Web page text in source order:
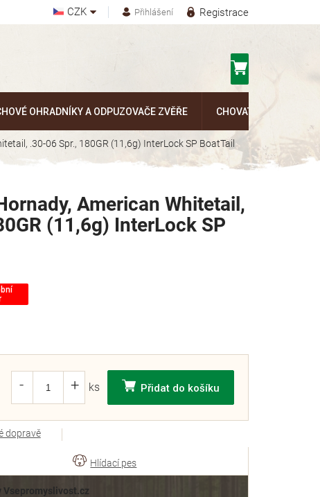
CZK Registrace
Přihlášení
OHRADNÍKY A ODPUZOVAČE ZVĚŘE CHOVATELSKÉ
.30-06 Spr., 180GR (11,6g) InterLock SP BoatTail
Přidat do košíku
American Whitetail,
(11,6g) InterLock SP
dopravě
Vsepromyslivost.cz